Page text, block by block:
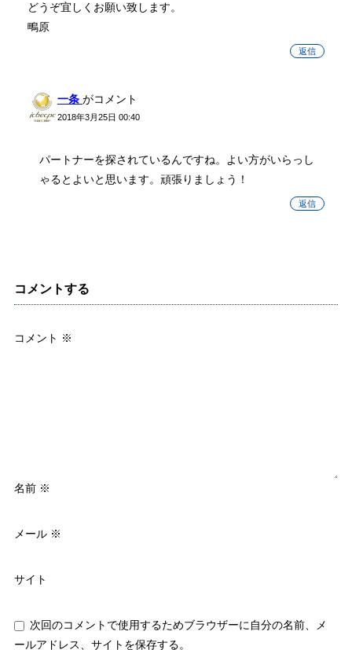
どうぞ宜しくお願い致します。
鴫原
返信
一条 がコメント
2018年3月25日 00:40
パートナーを探されているんですね。よい方がいらっし
ゃるとよいと思います。頑張りましょう！
返信
コメントする
コメント ※
名前 ※
メール ※
サイト
次回のコメントで使用するためブラウザーに自分の名前、メ
ールアドレス、サイトを保存する。